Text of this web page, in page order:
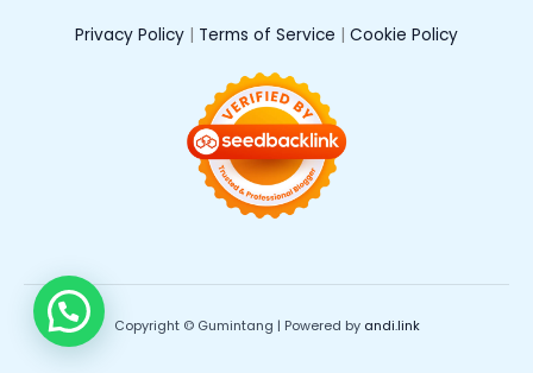
Privacy Policy | Terms of Service | Cookie Policy
Copyright © Gumintang | Powered by andi.link